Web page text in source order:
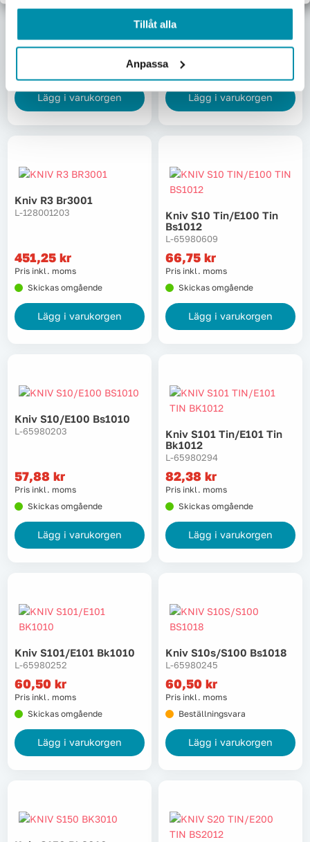
Tillåt alla
Anpassa
Kniv R1 Br1001
411,25kr
Pris inkl. moms
Lägg i varukorgen
Kniv R2 Br2001
L-128001104
451,25kr
Pris inkl. moms
Skickas omgående
Lägg i varukorgen
Kniv R3 Br3001
L-128001203
451,25 kr
Pris inkl. moms
Skickas omgående
Lägg i varukorgen
Kniv S10 Tin/e100 Tin
Bs1012
L-65980609
66,75 kr
Pris inkl. moms
Skickas omgående
Lägg i varukorgen
Kniv S10/e100 Bs1010
L-65980203
57,88 kr
Pris inkl. moms
Skickas omgående
Lägg i varukorgen
Kniv S101 Tin/e101 Tin
Bk1012
L-65980294
82,38 kr
Pris inkl. moms
Skickas omgående
Lägg i varukorgen
Kniv S101/e101 Bk1010
L-65980252
60,50 kr
Pris inkl. moms
Skickas omgående
Lägg i varukorgen
Kniv S10s/s100 Bs1018
L-65980245
60,50 kr
Pris inkl. moms
Beställningsvara
Lägg i varukorgen